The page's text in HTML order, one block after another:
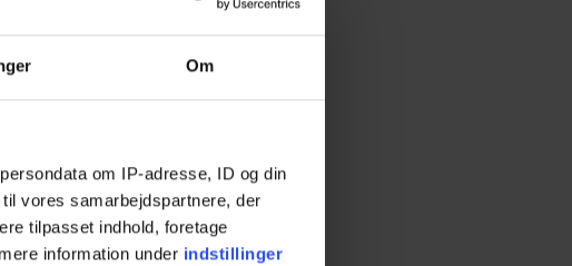
Om
om IP-adresse, ID og din
vores samarbejdspartnere, der
tilpasset indhold, foretage
information under indstillinger